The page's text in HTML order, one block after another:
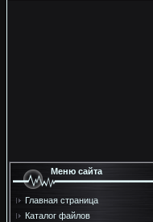
Меню сайта
Главная страница
Каталог файлов